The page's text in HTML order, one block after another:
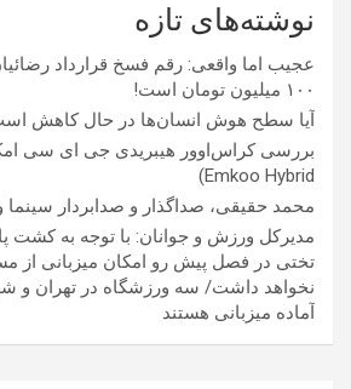
نوشته‌های تازه
عجیب اما واقعی: رقم فسخ قرارداد
۱۰۰ میلیون تومان است!
آیا سطح هوش انسان‌ها در حال کاهش
Emkoo Hybrid)
محمد حقیقی، صداگذار و صدابردار
مدیرکل ورزش و جوانان: با توجه به کشت
تختی در فصل پیش رو امکان میزبانی از
نخواهد داشت/ سه ورزشگاه در تهران و
آماده میزبانی هستند